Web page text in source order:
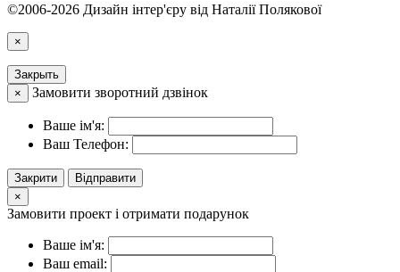
©2006-2026 Дизайн інтер'єру від Наталії Полякової
×
Закрыть
×
Замовити зворотний дзвінок
Ваше ім'я:
Ваш Телефон:
Закрити
Відправити
×
Замовити проект і отримати подарунок
Ваше ім'я:
Ваш email: